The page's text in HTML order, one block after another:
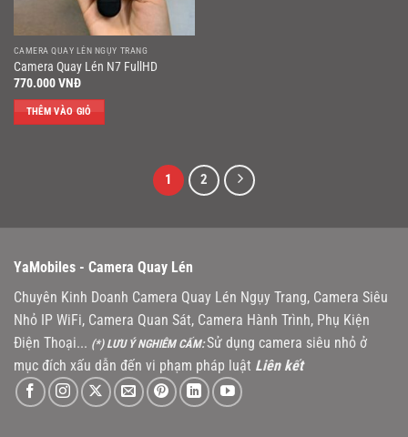
CAMERA QUAY LÉN NGỤY TRANG
Camera Quay Lén N7 FullHD
770.000VNĐ
THÊM VÀO GIỎ
1 2
YaMobiles - Camera Quay Lén
Chuyên Kinh Doanh Camera Quay Lén Ngụy Trang, Camera Siêu
Nhỏ IP WiFi, Camera Quan Sát, Camera Hành Trình, Phụ Kiện
Điện Thoại... (*) LƯU Ý NGHIÊM CẤM:Sử dụng camera siêu nhỏ ở
mục đích xấu dẫn đến vi phạm pháp luật Liên kết